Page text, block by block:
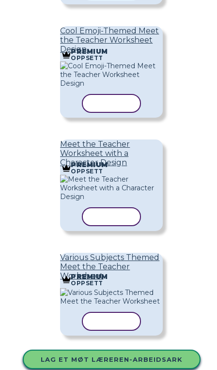
Cool Emoji-Themed Meet
the Teacher Worksheet
Design
PREMIUM
OPPSETT
Meet the Teacher
Worksheet with a
Character Design
PREMIUM
OPPSETT
Various Subjects Themed
Meet the Teacher
Worksheet
PREMIUM
OPPSETT
LAG ET MØT LÆREREN-ARBEIDSARK